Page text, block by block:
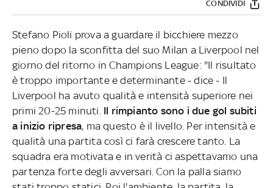
CONDIVIDI
Stefano Pioli prova a guardare il bicchiere mezzo
pieno dopo la sconfitta del suo Milan a Liverpool nel
giorno del ritorno in Champions League: "Il risultato
è troppo importante e determinante - dice - Il
Liverpool ha avuto qualità e intensità superiore nei
primi 20-25 minuti. Il rimpianto sono i due gol subiti
a inizio ripresa, ma questo è il livello. Per intensità e
qualità una partita così ci farà crescere tanto. La
squadra era motivata e in verità ci aspettavamo una
partenza forte degli avversari. Con la palla siamo